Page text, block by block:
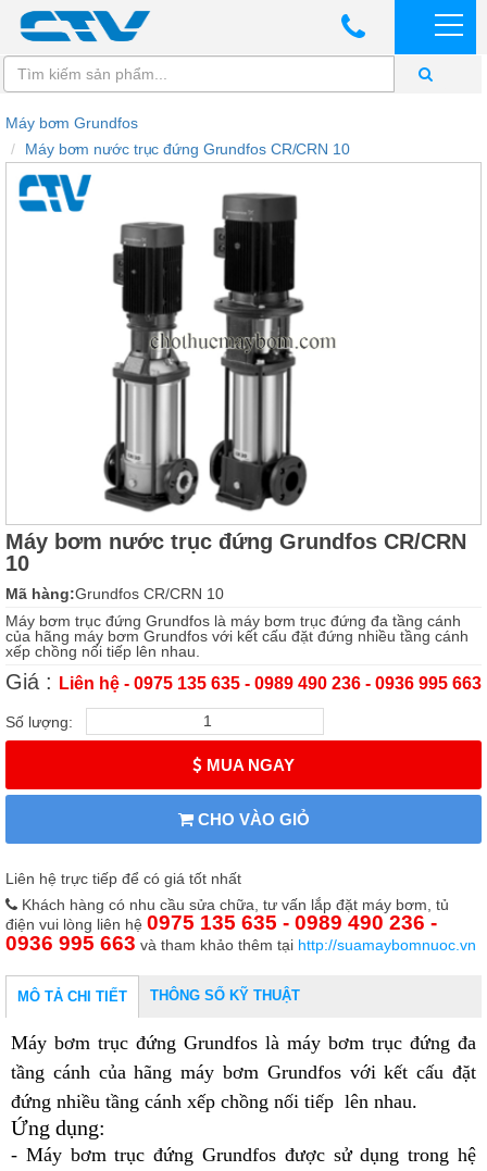
Máy bơm Grundfos
Máy bơm nước trục đứng Grundfos CR/CRN 10
Máy bơm nước trục đứng Grundfos CR/CRN
10
Mã hàng:Grundfos CR/CRN 10
Máy bơm trục đứng Grundfos là máy bơm trục đứng đa tầng cánh
của hãng máy bơm Grundfos với kết cấu đặt đứng nhiều tầng cánh
xếp chồng nối tiếp lên nhau.
Giá : Liên hệ - 0975 135 635 - 0989 490 236 - 0936 995 663
Số lượng:
MUA NGAY
CHO VÀO GIỎ
Liên hệ trực tiếp để có giá tốt nhất
Khách hàng có nhu cầu sửa chữa, tư vấn lắp đặt máy bơm, tủ
điện vui lòng liên hệ 0975 135 635 - 0989 490 236 -
0936 995 663 và tham khảo thêm tại http://suamaybomnuoc.vn
MÔ TẢ CHI TIẾT THÔNG SỐ KỸ THUẬT
Máy bơm trục đứng Grundfos là máy bơm trục đứng đa
tầng cánh của hãng máy bơm Grundfos với kết cấu đặt
đứng nhiều tầng cánh xếp chồng nối tiếp lên nhau.
Ứng dụng:
- Máy bơm trục đứng Grundfos được sử dụng trong hệ